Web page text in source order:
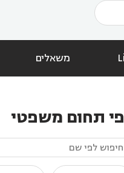
משאלים
תחום משפטי